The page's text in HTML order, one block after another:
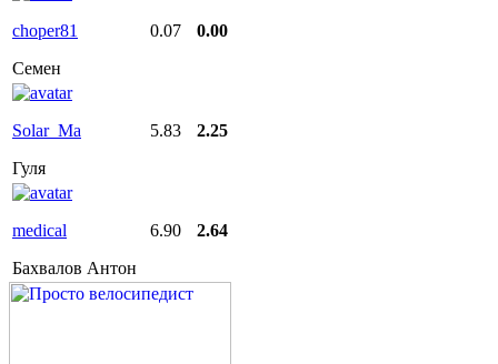
choper81
Семен
0.07 0.00
Solar_Ma
Гуля
5.83 2.25
medical
Бахвалов Антон
6.90 2.64